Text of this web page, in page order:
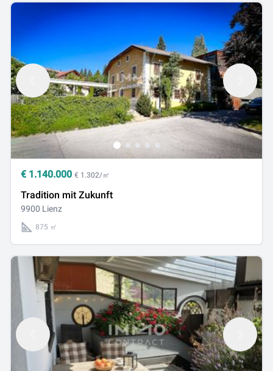
€ 1.140.000 € 1.302/㎡
Tradition mit Zukunft
9900 Lienz
875 ㎡